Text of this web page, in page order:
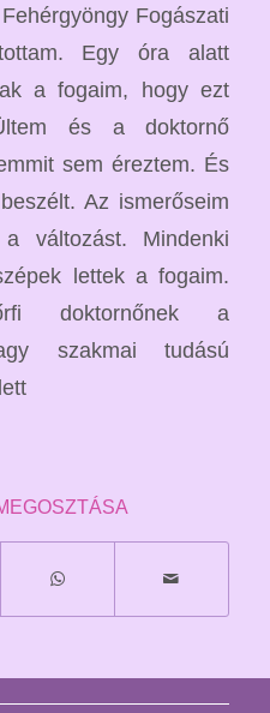
Fogászati
Egy óra alatt
a fogaim, hogy ezt
és a doktornő
sem éreztem. És
Az ismerőseim
változást. Mindenki
lettek a fogaim.
doktornőnek a
szakmai tudású